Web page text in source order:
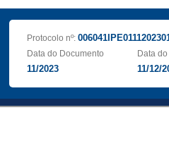
Protocolo nº:
Data do Documento
11/2023
Data
11/12/